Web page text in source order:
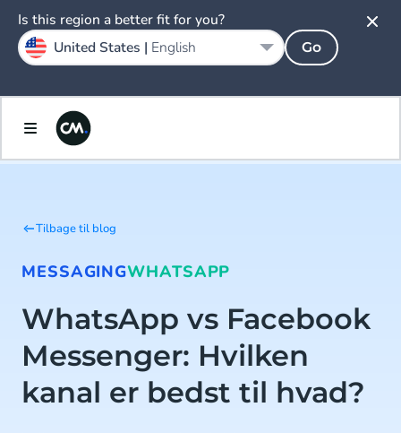
Tilbage til blog
MESSAGINGWHATSAPP
WhatsApp vs Facebook
Messenger: Hvilken
kanal er bedst til hvad?
Is this region a better fit for you?
United States | English Go